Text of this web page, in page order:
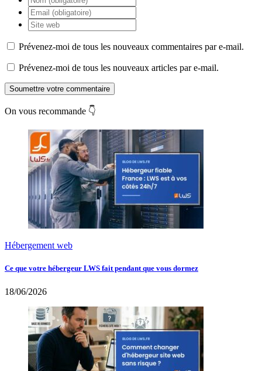
Prévenez-moi de tous les nouveaux commentaires par e-mail.
Prévenez-moi de tous les nouveaux articles par e-mail.
Soumettre votre commentaire
On vous recommande 👇
Hébergement web
Ce que votre hébergeur LWS fait pendant que vous dormez
18/06/2026